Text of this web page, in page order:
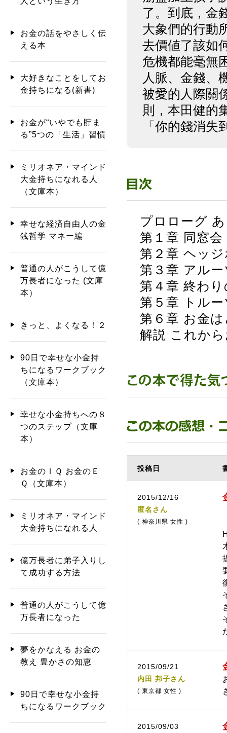
了。到底，金
大象們的行動
去價値了該如
危機都能毫無
人脈、金錢、
被愛的人際關
則，本田健的
「你的錢消
プロローグ あ
第１章 同窓会
第２章 ヘッジ
第３章 アルー
第４章 終わり
第５章 トルー
第６章 お金は
解説 これから
投稿日
2015/12/16
匿名さん
( 神奈川県 女性 )
2015/09/21
内田 邦子さん
( 東京都 女性 )
2015/09/03
お金の話をやさしく伝
える本
大好きなことをしてお
金持ちになる(新書)
お金が“いやでも貯ま
る”5つの「生活」習慣
ミリオネア・マインド
大金持ちになれる人
（文庫本）
幸せな経済自由人の金
銭哲学 マネー編
普通の人がこうして億
万長者になった (文庫
本）
きっと、よくなる！２
90日で幸せな小金持
ちになるワークブック
（文庫本）
幸せな小金持ちへの８
つのステップ（文庫
本）
お金のＩＱ お金のＥ
Ｑ（文庫本）
ミリオネア・マインド
大金持ちになれる人
億万長者に弟子入りし
て成功する方法
普通の人がこうして億
万長者になった
夢をかなえる お金の
教え 豊かさの知恵
90日で幸せな小金持
ちになるワークブック